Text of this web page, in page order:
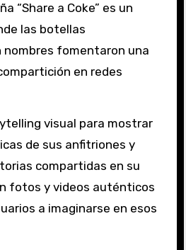
“Share a Coke” es un
las botellas
nombres fomentaron una
en redes
visual para mostrar
de sus anfitriones y
compartidas en su
fotos y videos auténticos
a imaginarse en esos